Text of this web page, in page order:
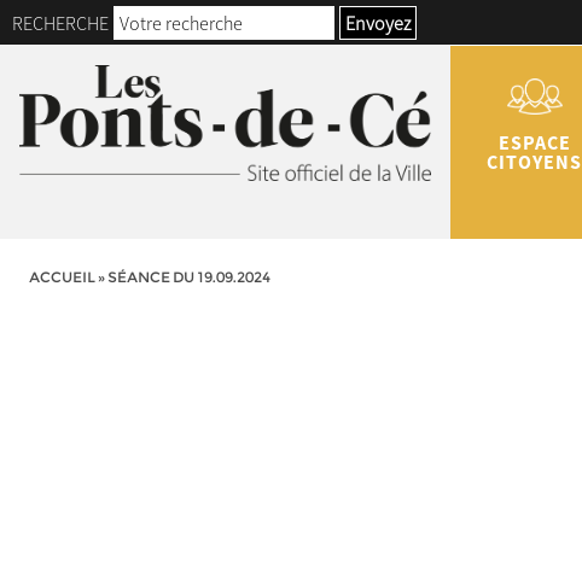
RECHERCHE Envoyez
ESPACE
CITOYENS
ACCUEIL» SÉANCE DU 19.09.2024